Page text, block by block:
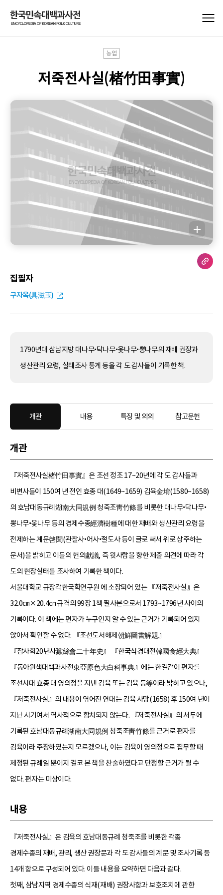
농업
저죽전사실(楮竹田事實)
집필자
구자옥(具滋玉)
1790년대 삼남지방 대나무•닥나무•옻나무•뽕나무의 재배 권장과
생산관리 요령, 실태조사 통계 등을 각 도 감사들이 기록한 책.
개관 내용 특징 및 의의 참고문헌
개관
『저죽전사실楮竹田事實』은 조선 정조 17~20년에 각 도 감사들과
비변사들이 150여 년 전인 효종 대(1649~1659) 김육金堉(1580~1658)
의 호남대동규례湖南大同規例 청죽조靑竹條를 비롯한 대나무•닥나무•
뽕나무•옻나무 등의 경제수종經濟樹種에 대한 재배와 생산관리 요령을
전제하는 계문啓聞(관찰사•어사•절도사 등이 글로 써서 위로 상주하는
문서)을 밝히고 이들의 헌의獻議, 즉 윗사람을 향한 제출 의견에 따라 각
도의 현장실태를 조사하여 기록한 책이다.
서울대학교 규장각한국학연구원 에 소장되어 있는 『저죽전사실』은
32.0㎝×20.4㎝ 규격의 99장 1책 필사본으로서 1793~1796년 사이의
기록이다. 이 책에는 편자가 누구인지 알 수 있는 근거가 기록되어 있지
않아서 확인할 수 없다. 『조선도서해제朝鮮圖書解題』
『잠사회20년사蠶絲會二十年史』 『한국식경대전韓國食經大典』
『동아원색대백과사전東亞原色大白科事典』에는 한결같이 편자를
조선시대 효종 대 영의정을 지낸 김육 또는 김육 등等이라 밝히고 있으나,
『저죽전사실』의 내용이 엮어진 연대는 김육 사망(1658) 후 150여 년이
지난 시기여서 역사적으로 합치되지 않는다. 『저죽전사실』의 서두에
기록된 호남대동규례湖南大同規例 청죽조靑竹條를 근거로 편자를
김육이라 주장하였는지 모르겠으나, 이는 김육이 영의정으로 집무할 때
제정된 규례일 뿐이지 결코 본 책을 찬술하였다고 단정할 근거가 될 수
없다. 편자는 미상이다.
내용
『저죽전사실』은 김육의 호남대동규례 청죽조를 비롯한 각종
경제수종의 재배, 관리, 생산 권장문과 각 도 감사들의 계문 및 조사기록 등
14개 항으로 구성되어 있다. 이들 내용을 요약하면 다음과 같다.
첫째, 삼남지역 경제수종의 식재(재배) 권장사항과 보호조치에 관한